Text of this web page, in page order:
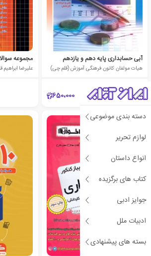
دسته بندی موضوعی
لوازم تحریر
انواع داستان
کتاب های برگزیده
جوایز ادبی
ادبیات ملل
بسته های پیشنهادی
آبی حسابداری پایه دهم و یازدهم
هیات مولفان کانون فرهنگی آموزش (قلم چی)
650،000
علیرضا ابراهیم